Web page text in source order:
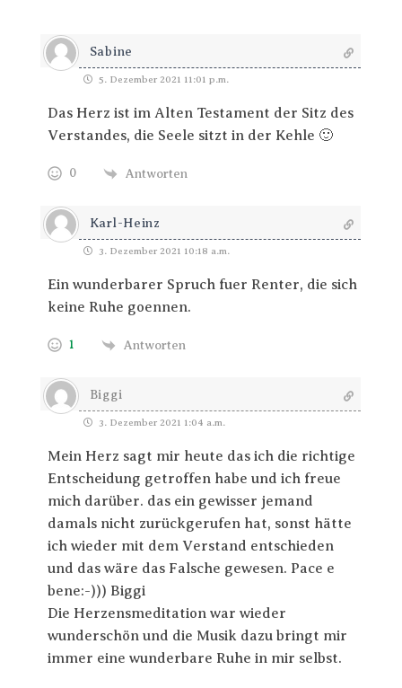
Sabine
5. Dezember 2021 11:01 p.m.
Das Herz ist im Alten Testament der Sitz des
Verstandes, die Seele sitzt in der Kehle 🙂
0 Antworten
Karl-Heinz
3. Dezember 2021 10:18 a.m.
Ein wunderbarer Spruch fuer Renter, die sich
keine Ruhe goennen.
1 Antworten
Biggi
3. Dezember 2021 1:04 a.m.
Mein Herz sagt mir heute das ich die richtige
Entscheidung getroffen habe und ich freue
mich darüber. das ein gewisser jemand
damals nicht zurückgerufen hat, sonst hätte
ich wieder mit dem Verstand entschieden
und das wäre das Falsche gewesen. Pace e
bene:-))) Biggi
Die Herzensmeditation war wieder
wunderschön und die Musik dazu bringt mir
immer eine wunderbare Ruhe in mir selbst.